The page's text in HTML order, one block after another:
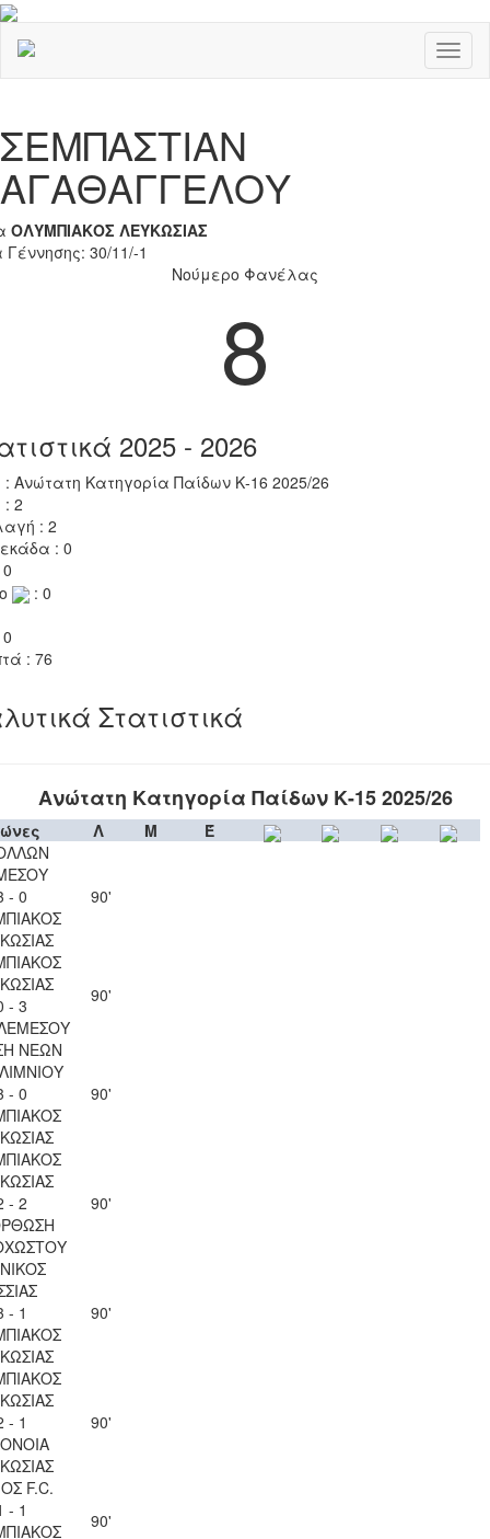
ΣΕΜΠΑΣΤΙΑΝ
ΑΓΑΘΑΓΓΕΛΟΥ
ΟΛΥΜΠΙΑΚΟΣ ΛΕΥΚΩΣΙΑΣ
30/11/-1
Νούμερο Φανέλας
8
2025 - 2026
: Ανώτατη Κατηγορία Παίδων Κ-16 2025/26
: 2
: 2
: 0
: 0
: 76
Στατιστικά
Ανώτατη Κατηγορία Παίδων Κ-15 2025/26
Λ Μ
Έ
- 0
90'
- 3
90'
ΝΕΩΝ
- 0
90'
- 2
90'
- 1
90'
- 1
90'
F.C.
- 1
90'